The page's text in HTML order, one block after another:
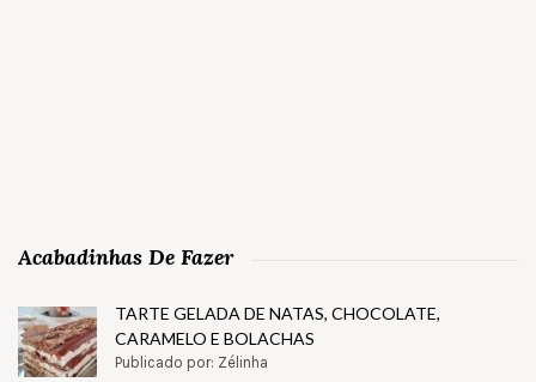
Acabadinhas De Fazer
TARTE GELADA DE NATAS, CHOCOLATE,
CARAMELO E BOLACHAS
Publicado por: Zélinha